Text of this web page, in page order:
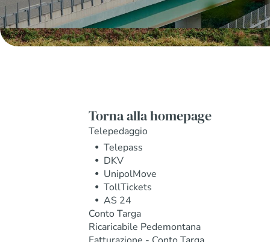
Torna alla homepage
Telepedaggio
Telepass
DKV
UnipolMove
TollTickets
AS 24
Conto Targa
Ricaricabile Pedemontana